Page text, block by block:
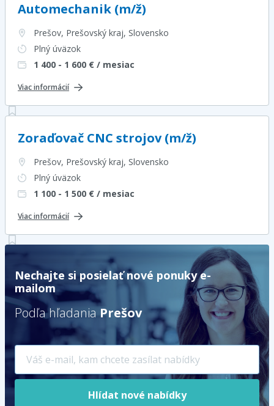
Automechanik (m/ž)
Prešov, Prešovský kraj, Slovensko
Plný úväzok
1 400 - 1 600 € / mesiac
Viac informácií
Zoraďovač CNC strojov (m/ž)
Prešov, Prešovský kraj, Slovensko
Plný úväzok
1 100 - 1 500 € / mesiac
Viac informácií
Nechajte si posielať nové ponuky e-
mailom
Podľa hľadania Prešov
Hlídat nové nabídky